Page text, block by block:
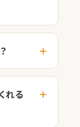
れる